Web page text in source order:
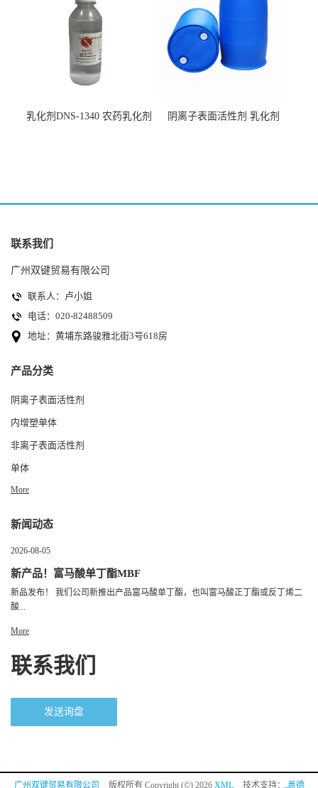
乳化剂DNS-1340 农药乳化剂
阴离子表面活性剂 乳化剂
联系我们
广州双键贸易有限公司
联系人：卢小姐
电话：020-82488509
地址：黄埔东路骏雅北街3号618房
产品分类
阴离子表面活性剂
内增塑单体
非离子表面活性剂
单体
More
新闻动态
2026-08-05
新产品！富马酸单丁酯MBF
新品发布！ 我们公司新推出产品富马酸单丁酯，也叫富马酸正丁酯或反丁烯二
酸...
More
联系我们
发送询盘
广州双键贸易有限公司 版权所有 Copyright (©) 2026 XML 技术支持：盖德